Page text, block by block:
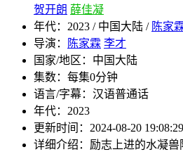
贺开朗 薛佳凝
年代： 2023 / 中国大陆 / 陈家
导演：
陈家霖 李才
国家/地区： 中国大陆
集数： 每集0分钟
语言/字幕： 汉语普通话
年代： 2023
更新时间： 2024-08-20 19:08:29
详细介绍： 励志上进的水凝